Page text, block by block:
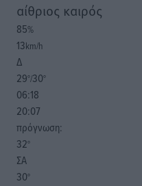
αίθριος καιρός
85%
13km/h
Δ
29°/30°
06:18
20:07
πρόγνωση:
32°
ΣΑ
30°